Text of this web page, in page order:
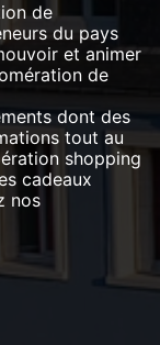
de
du pays
et animer
de
dont des
tout au
shopping
cadeaux
nos